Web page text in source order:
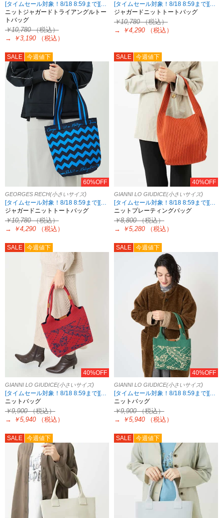
[タイムセール対象！8/18 8:59まで][2点10%OFF対象！8/21 8:59まで 対象5ブランド限定]
ニットジャガードトライアングルトー
トバッグ
￥10,780（税込）
→
￥3,190 （税込）
[タイムセール対象！8/18 8:59まで][2点10%OFF対象！8/21 8:59まで 対象5ブランド限定]
ジャガードニットトートバッグ
￥10,780（税込）
→
￥4,290 （税込）
SALE 今週値下
60%OFF
GEORGES RECH(小さいサイズ)
[タイムセール対象！8/18 8:59まで][2点10%OFF対象！8/21 8:59まで 対象5ブランド限定]
ジャガードニットトートバッグ
￥10,780（税込）
→
￥4,290 （税込）
SALE 今週値下
40%OFF
GIANNI LO GIUDICE(小さいサイズ)
[タイムセール対象！8/18 8:59まで][2点10%OFF対象！8/21 8:59まで 対象5ブランド限定]
ニットプレーティングバッグ
￥8,800（税込）
→
￥5,280 （税込）
SALE 今週値下
40%OFF
GIANNI LO GIUDICE(小さいサイズ)
[タイムセール対象！8/18 8:59まで][2点10%OFF対象！8/21 8:59まで 対象5ブランド限定]
ニットバッグ
￥9,900（税込）
→
￥5,940 （税込）
SALE 今週値下
40%OFF
GIANNI LO GIUDICE(小さいサイズ)
[タイムセール対象！8/18 8:59まで][2点10%OFF対象！8/21 8:59まで 対象5ブランド限定]
ニットバッグ
￥9,900（税込）
→
￥5,940 （税込）
SALE 今週値下 SALE 今週値下